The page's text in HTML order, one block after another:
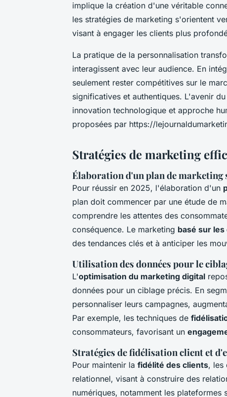
implique la création d'une véritable
les stratégies de marketing s'orientent
visant à engager les clients plus
La pratique de la personnalisation
interagissent avec leur audience. En
seulement rester compétitives sur le
significatives et authentiques. L'avenir
innovation technologique et approche
proposées par https://
Stratégies de marketing
Élaboration d'un plan de marketing
Pour réussir en 2025, l'élaboration d'un
plan doit commencer par une étude de
comprendre les attentes des
conséquence. Le marketing basé sur
des tendances clés et à anticiper les
Utilisation des données pour le
L'optimisation du marketing digital
données pour un ciblage précis. En
personnaliser leurs campagnes,
Par exemple, les techniques de
consommateurs, favorisant un
Stratégies de fidélisation client et
Pour maintenir la fidélité des clients, les
relationnel, visant à construire des
numériques, notamment les